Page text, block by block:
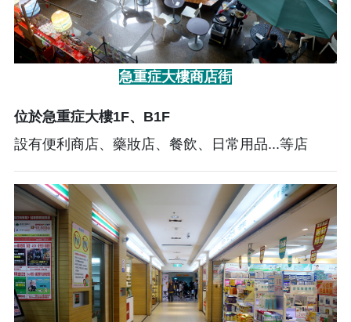
急重症大樓商店街
位於急重症大樓1F、B1F
設有便利商店、藥妝店、餐飲、日常用品...等店